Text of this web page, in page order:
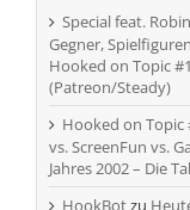
Special feat.
Gegner,
Hooked on Topic
(Patreon/Steady)
Hooked on Topic
vs. ScreenFun vs.
Jahres 2002 – Die
HookBotzu